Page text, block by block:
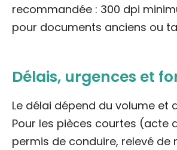
recommandée : 300 dpi
pour documents anciens ou
Délais, urgences et
Le délai dépend du volume et
Pour les pièces courtes (acte
permis de conduire, relevé de